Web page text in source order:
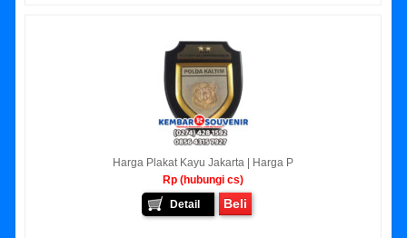
Harga Plakat Kayu Jakarta | Harga P
Rp (hubungi cs)
Detail
Beli